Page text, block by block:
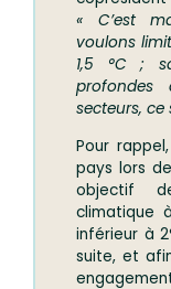
« C’est
voulons
1,5 °C ;
profondes
secteurs, ce
Pour
pays lors
objectif
climatique
inférieur à
suite, et